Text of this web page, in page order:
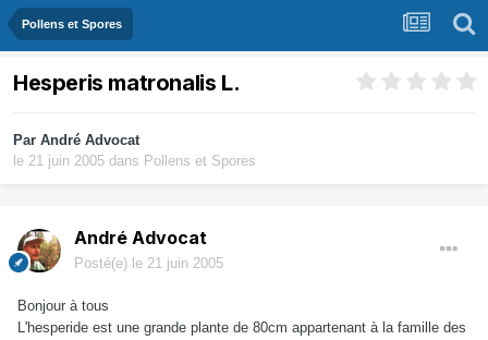
Pollens et Spores
Hesperis matronalis L.
Par André Advocat
le 21 juin 2005 dans Pollens et Spores
André Advocat
Posté(e) le 21 juin 2005
Bonjour à tous
L'hesperide est une grande plante de 80cm appartenant à la famille des